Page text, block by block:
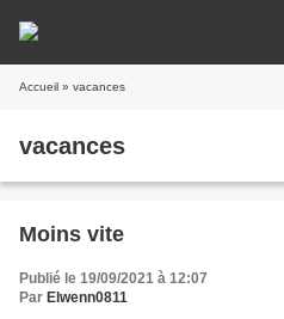
Accueil » vacances
vacances
Moins vite
Publié le 19/09/2021 à 12:07
Par Elwenn0811